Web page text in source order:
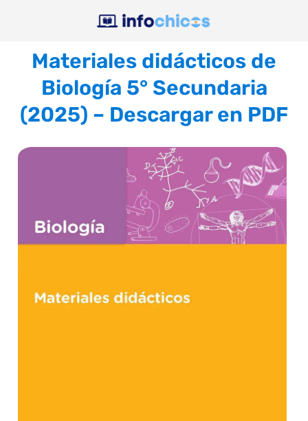
Materiales didácticos de
Biología 5° Secundaria
(2025) – Descargar en PDF